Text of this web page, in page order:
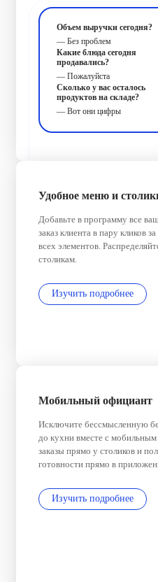
Объем выручки сегодня?
— Без проблем
Какие блюда сегодня
продавались?
— Пожалуйста
Сколько у вас осталось
продуктов на складе?
— Вот они цифры
Удобное меню и
Добавьте в программу все
заказ клиента в пару кликов
всех элементов.
столикам.
Изучить подробнее
Мобильный официант
Исключите бессмысленную
до кухни вместе с
заказы прямо у столиков и
готовности прямо в
Изучить подробнее